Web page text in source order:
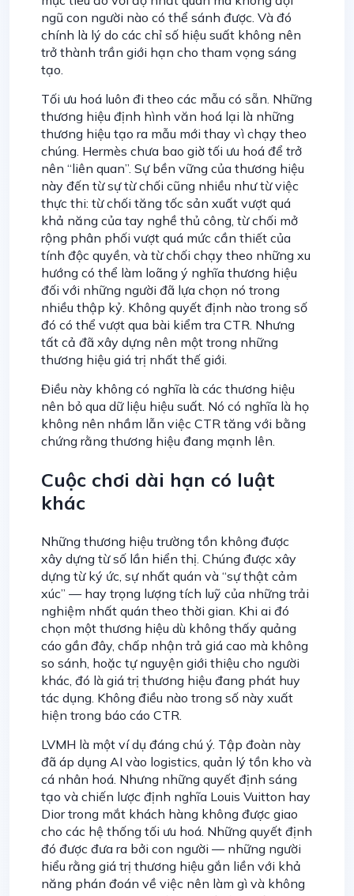
ngũ con người nào có thể sánh được. Và đó
chính là lý do các chỉ số hiệu suất không nên
trở thành trần giới hạn cho tham vọng sáng
tạo.
Tối ưu hoá luôn đi theo các mẫu có sẵn. Những
thương hiệu định hình văn hoá lại là những
thương hiệu tạo ra mẫu mới thay vì chạy theo
chúng. Hermès chưa bao giờ tối ưu hoá để trở
nên “liên quan”. Sự bền vững của thương hiệu
này đến từ sự từ chối cũng nhiều như từ việc
thực thi: từ chối tăng tốc sản xuất vượt quá
khả năng của tay nghề thủ công, từ chối mở
rộng phân phối vượt quá mức cần thiết của
tính độc quyền, và từ chối chạy theo những xu
hướng có thể làm loãng ý nghĩa thương hiệu
đối với những người đã lựa chọn nó trong
nhiều thập kỷ. Không quyết định nào trong số
đó có thể vượt qua bài kiểm tra CTR. Nhưng
tất cả đã xây dựng nên một trong những
thương hiệu giá trị nhất thế giới.
Điều này không có nghĩa là các thương hiệu
nên bỏ qua dữ liệu hiệu suất. Nó có nghĩa là họ
không nên nhầm lẫn việc CTR tăng với bằng
chứng rằng thương hiệu đang mạnh lên.
Cuộc chơi dài hạn có luật
khác
Những thương hiệu trường tồn không được
xây dựng từ số lần hiển thị. Chúng được xây
dựng từ ký ức, sự nhất quán và “sự thật cảm
xúc” — hay trọng lượng tích luỹ của những trải
nghiệm nhất quán theo thời gian. Khi ai đó
chọn một thương hiệu dù không thấy quảng
cáo gần đây, chấp nhận trả giá cao mà không
so sánh, hoặc tự nguyện giới thiệu cho người
khác, đó là giá trị thương hiệu đang phát huy
tác dụng. Không điều nào trong số này xuất
hiện trong báo cáo CTR.
LVMH là một ví dụ đáng chú ý. Tập đoàn này
đã áp dụng AI vào logistics, quản lý tồn kho và
cá nhân hoá. Nhưng những quyết định sáng
tạo và chiến lược định nghĩa Louis Vuitton hay
Dior trong mắt khách hàng không được giao
cho các hệ thống tối ưu hoá. Những quyết định
đó được đưa ra bởi con người — những người
hiểu rằng giá trị thương hiệu gắn liền với khả
năng phán đoán về việc nên làm gì và không